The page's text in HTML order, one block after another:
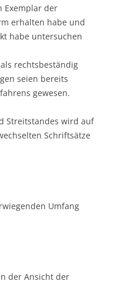
Exemplar der
erhalten habe und
habe untersuchen
rechtsbeständig
seien bereits
gewesen.
Streitstandes wird auf
Schriftsätze
Umfang
der Ansicht der